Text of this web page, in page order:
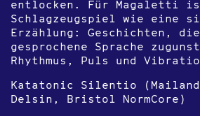
entlocken. Für Magaletti
Schlagzeugspiel wie eine
Erzählung: Geschichten,
gesprochene Sprache
Rhythmus, Puls und
Katatonic Silentio
Delsin, Bristol NormCore)